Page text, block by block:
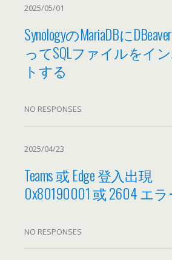
2025/05/01
SynologyのMariaDBに
ってSQLファイルをイ
トする
NO RESPONSES
2025/04/23
Teams 或 Edge 登入出現
0x80190001 或2604 エ
NO RESPONSES